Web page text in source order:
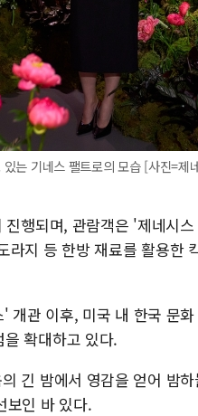
는 기네스 팰트로의 모습 [사진=제
진행되며, 관람객은 '제네시
지 등 한방 재료를 활용한
개관 이후, 미국 내 한국 문
확대하고 있다.
긴 밤에서 영감을 얻어 밤
보인 바 있다.